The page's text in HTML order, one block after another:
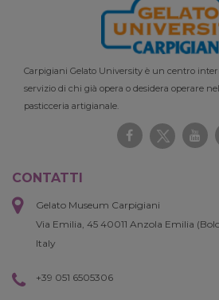
Carpigiani Gelato University è un centro
servizio di chi già opera o desidera operare
pasticceria artigianale.
CONTATTI
Gelato Museum Carpigiani
Via Emilia, 45 40011 Anzola Emilia
Italy
+39 051 6505306